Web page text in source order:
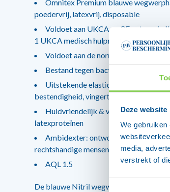
Deze
We
media,
verstrekt of
Omnitex Premium blauwe
poedervrij, latexvrij, disposable
Voldoet aan UKCA en CE categorie
1 UKCA medisch hulpmiddel
Voldoet aan de normen EN455,
Bestand tegen bacteriën, schimmels
Uitstekende elasticiteit, tactiele
bestendigheid, vingertoppen met textuur
Huidvriendelijk & voedselveilig: vrij
latexproteïnen
Ambidexter: ontworpen om met
rechtshandige mensen te worden
AQL 1.5
De blauwe Nitril